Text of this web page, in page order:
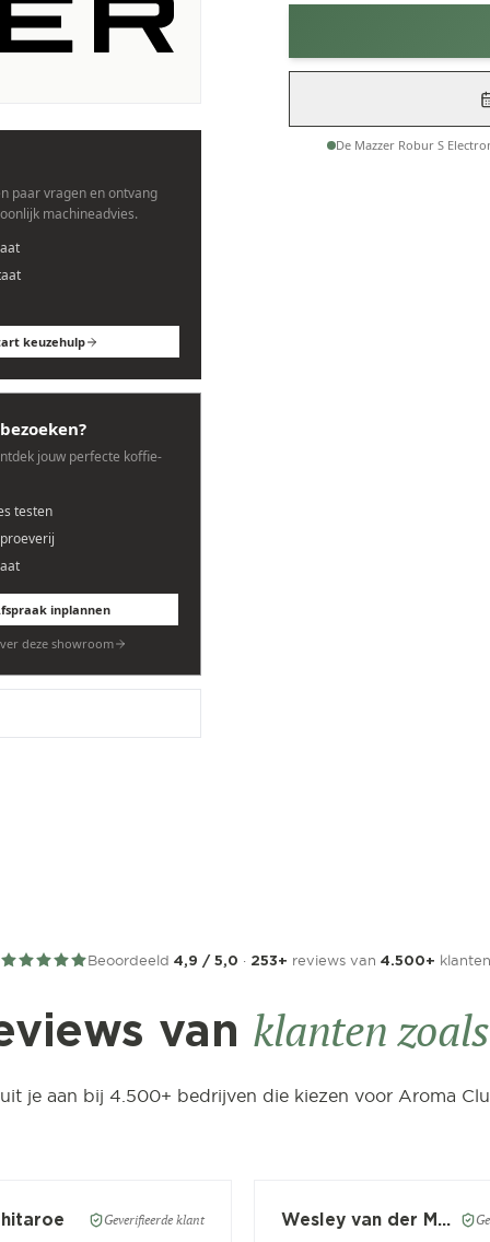
paar vragen en ontvang
machineadvies.
keuzehulp
jouw perfecte koffie-
testen
inplannen
deze showroom
De Mazzer Robur S
Beoordeeld 4,9 / 5,0 · 253+ reviews van 4.500+ klanten
van klanten
je aan bij 4.500+ bedrijven die kiezen voor Aroma
Geverifieerde klant Wesley van der Meer